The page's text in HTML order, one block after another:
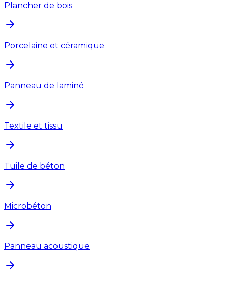
Plancher de bois
Porcelaine et céramique
Panneau de laminé
Textile et tissu
Tuile de béton
Microbéton
Panneau acoustique